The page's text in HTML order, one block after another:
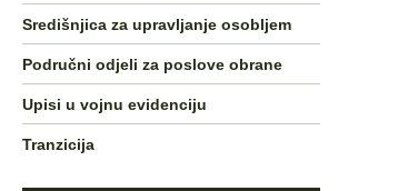
Središnjica za upravljanje osobljem
Područni odjeli za poslove obrane
Upisi u vojnu evidenciju
Tranzicija